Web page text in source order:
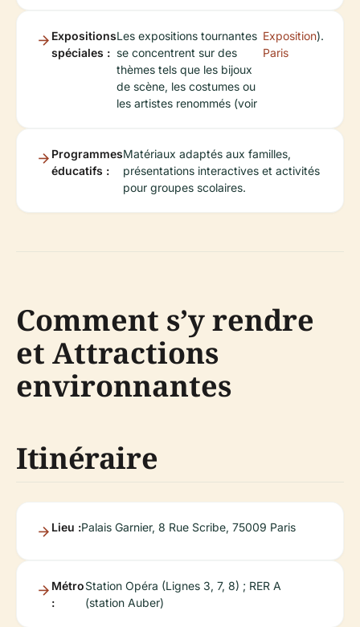
Expositions
spéciales :
Les expositions tournantes
se concentrent sur des
thèmes tels que les bijoux
de scène, les costumes ou
les artistes renommés (voir
Exposition
Paris
).
Programmes
éducatifs :
Matériaux adaptés aux familles,
présentations interactives et activités
pour groupes scolaires.
Comment s’y rendre
et Attractions
environnantes
Itinéraire
Lieu :Palais Garnier, 8 Rue Scribe, 75009 Paris
Métro
:
Station Opéra (Lignes 3, 7, 8) ; RER A
(station Auber)